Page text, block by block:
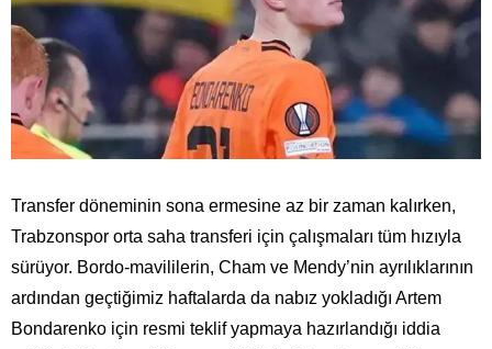
Transfer döneminin sona ermesine az bir zaman kalırken,
Trabzonspor orta saha transferi için çalışmaları tüm hızıyla
sürüyor. Bordo-mavililerin, Cham ve Mendy’nin ayrılıklarının
ardından geçtiğimiz haftalarda da nabız yokladığı Artem
Bondarenko için resmi teklif yapmaya hazırlandığı iddia